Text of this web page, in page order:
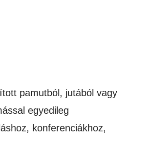
pamutból, jutából vagy
egyedileg
konferenciákhoz,